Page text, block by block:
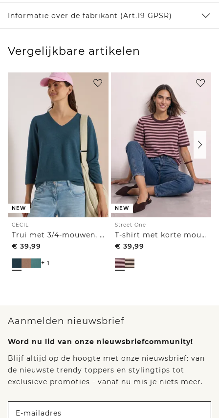
Informatie over de fabrikant (Art.19 GPSR)
Vergelijkbare artikelen
NEW
CECIL
Trui met 3/4-mouwen, V-hals en gestructureerd voorpand
€ 39,99
+ 1
NEW
Street One
T-shirt met korte mouwen, ronde hals en strepen
€ 39,99
Aanmelden nieuwsbrief
Word nu lid van onze nieuwsbriefcommunity!
Blijf altijd op de hoogte met onze nieuwsbrief: van
de nieuwste trendy toppers en stylingtips tot
exclusieve promoties - vanaf nu mis je niets meer.
E-mailadres